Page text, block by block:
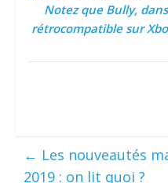
Notez que Bully,
rétrocompatible sur
← Les nouveautés
2019 : on lit quoi ?